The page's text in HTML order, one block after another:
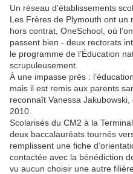
Un réseau d’établissements
Les Frères de Plymouth ont un
hors contrat, OneSchool, où
passent bien - deux rectorats
le programme de l’Éducation
scrupuleusement.
À une impasse près :
mais il est remis aux parents
reconnaît Vanessa
2010.
Scolarisés du CM2 à la
deux baccalauréats tournés
remplissent une fiche
contactée avec la bénédiction
vu aucun choisir une autre